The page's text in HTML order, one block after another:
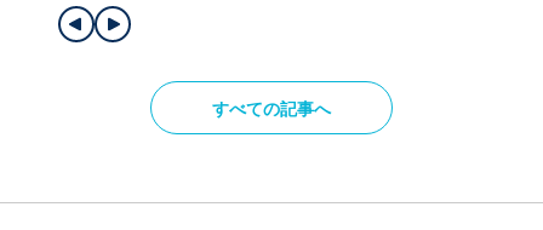
すべての記事へ